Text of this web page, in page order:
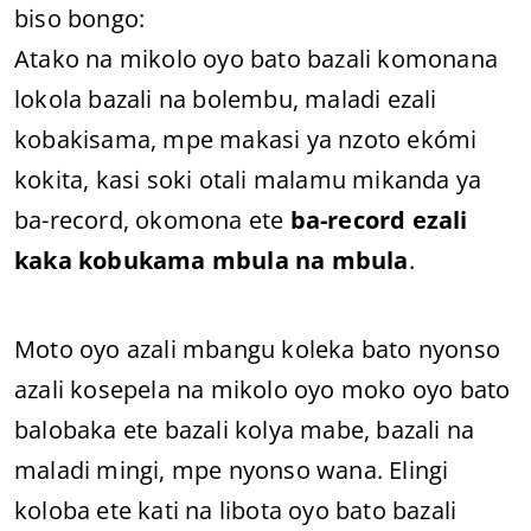
biso bongo:
Atako na mikolo oyo bato bazali komonana
lokola bazali na bolembu, maladi ezali
kobakisama, mpe makasi ya nzoto ekómi
kokita, kasi soki otali malamu mikanda ya
ba-record, okomona ete ba-record ezali
kaka kobukama mbula na mbula.
Moto oyo azali mbangu koleka bato nyonso
azali kosepela na mikolo oyo moko oyo bato
balobaka ete bazali kolya mabe, bazali na
maladi mingi, mpe nyonso wana. Elingi
koloba ete kati na libota oyo bato bazali